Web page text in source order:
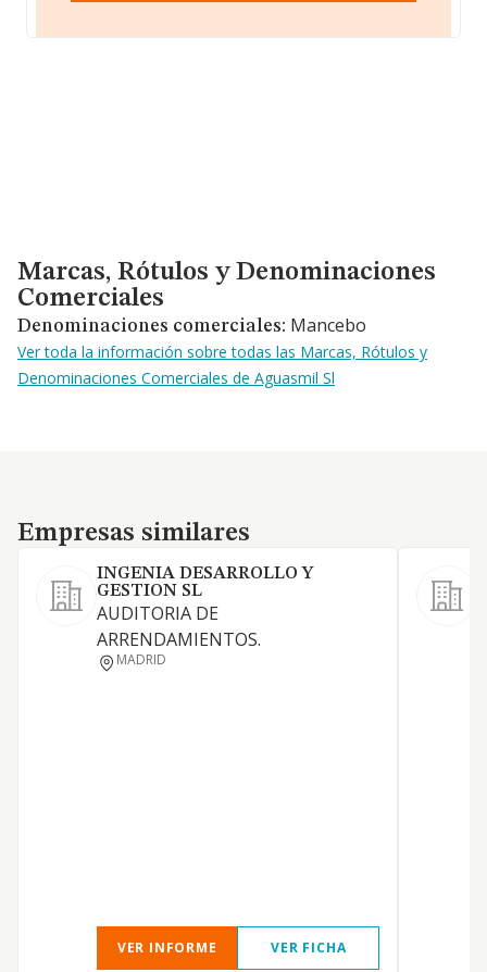
Marcas, Rótulos y Denominaciones Comerciales
Marcas, Rótulos y Denominaciones
Comerciales
Denominaciones comerciales: Mancebo
Ver toda la información sobre todas las Marcas, Rótulos y
Denominaciones Comerciales de Aguasmil Sl
Empresas similares
Empresas similares
INGENIA DESARROLLO Y
GESTION SL
AUDITORIA DE
ARRENDAMIENTOS.
MADRID
VER INFORME VER FICHA